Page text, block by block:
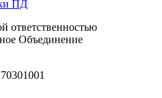
ПД
ответственностью
Объединение